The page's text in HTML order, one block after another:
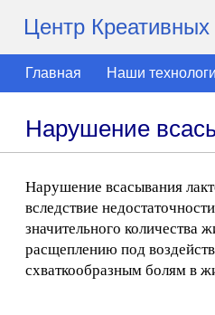
Центр Креативных
Главная Наши
Нарушение
Нарушение всасывания
вследствие
значительного количества
расщеплению под
схваткообразным болям в